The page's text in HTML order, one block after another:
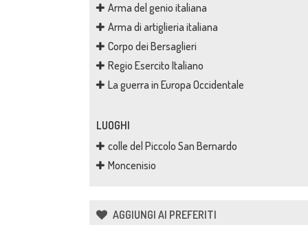
Arma del genio italiana
Arma di artiglieria italiana
Corpo dei Bersaglieri
Regio Esercito Italiano
La guerra in Europa Occidentale
LUOGHI
colle del Piccolo San Bernardo
Moncenisio
AGGIUNGI AI PREFERITI